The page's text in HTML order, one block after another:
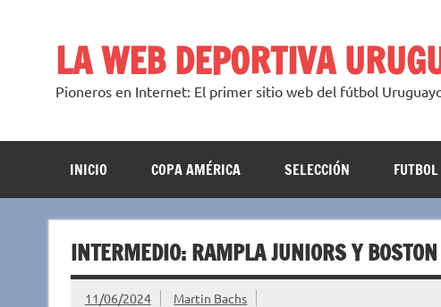
LA WEB DEPORTIVA
Pioneros en Internet: El primer sitio web del fútbol
INICIO COPA AMÉRICA SELECCIÓN
INTERMEDIO: RAMPLA JUNIORS Y
11/06/2024 Martin Bachs